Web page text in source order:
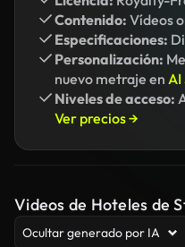
Contenido: Vídeos
Especificaciones:
Personalización:
nuevo metraje en AI
Niveles de acceso:
Ver precios →
Videos de Hoteles de
Ocultar generado por IA